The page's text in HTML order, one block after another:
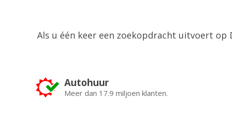
Als u één keer een zoekopdracht uitvoert op
Autohuur
Meer dan 17.9 miljoen klanten.